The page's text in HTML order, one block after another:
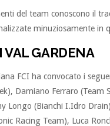
del team conoscono il
minuziosamente in
VAL GARDENA
FCI ha convocato i
Damiano Ferraro (Team
Longo (Bianchi I.Idro
Racing Team), Luca